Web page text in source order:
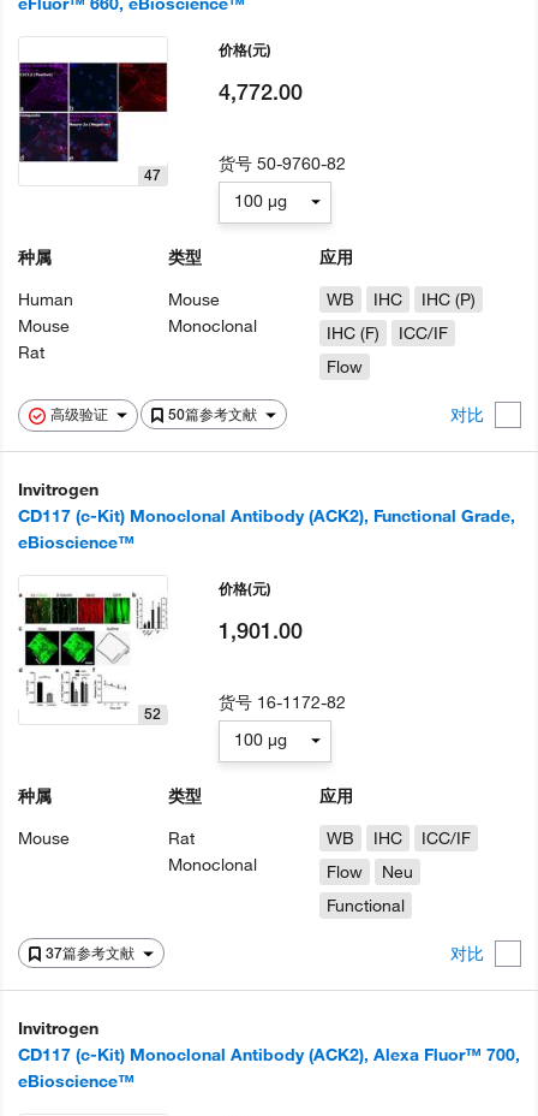
高级验证 50篇参考文献 对比
47
种属
Human
Mouse
Rat
类型
Mouse
Monoclonal
应用
WB
IHC
IHC (P)
IHC (F)
ICC/IF
Flow
价格(元)
4,772.00
货号50-9760-82
100 µg
Invitrogen
CD117 (c-Kit) Monoclonal Antibody (ACK2), Functional Grade,
eBioscience™
37篇参考文献 对比
52
种属
Mouse
类型
Rat
Monoclonal
应用
WB
IHC
ICC/IF
Flow
Neu
Functional
价格(元)
1,901.00
货号 16-1172-82
100 µg
Invitrogen
CD117 (c-Kit) Monoclonal Antibody (ACK2), Alexa Fluor™ 700,
eBioscience™